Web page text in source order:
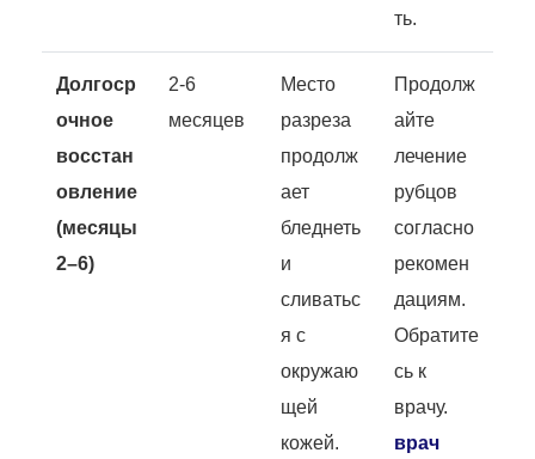
ть.
Долгоср
очное
восстан
овление
(месяцы
2–6)
2-6
месяцев
Место
разреза
продолж
ает
бледнеть
и
сливатьс
я с
окружаю
щей
кожей.
Продолж
айте
лечение
рубцов
согласно
рекомен
дациям.
Обратите
сь к
врачу.
врач